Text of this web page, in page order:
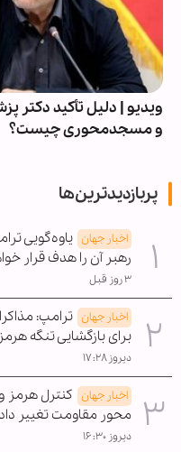
ویدیو | دلیل تأکید دکتر
و مسجدمحوری چیست؟
پربازدیدترین‌ها
اخبار جهان یاوه‌گویی
رهبر آن را هدف قرار
۳ روز قبل
اخبار جهان ترامپ:
برای بازگشایی تنگه
دیروز ۱۷:۲۸
اخبار جهان کنترل هرمز
محور مقاومت تغییر
دیروز ۱۶:۳۰